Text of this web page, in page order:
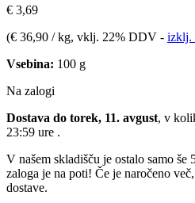
€ 3,69
(€ 36,90 / kg, vklj. 22% DDV - izklj.
Vsebina: 100 g
Na zalogi
Dostava do torek, 11. avgust, v
23:59 ure .
V našem skladišču je ostalo samo še
zaloga je na poti! Če je naročeno
dostave.